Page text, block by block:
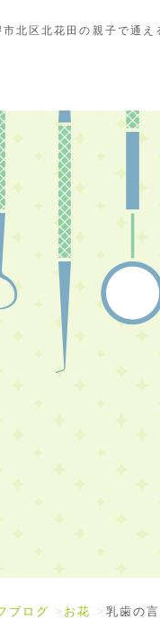
市北区北花田の親子で通
ブログ お花 乳歯の言